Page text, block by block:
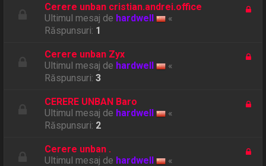
Cerere unban cristian.andrei.office
Ultimul mesaj de hardwell
«
Răspunsuri: 1
Cerere unban Zyx
Ultimul mesaj de hardwell
«
Răspunsuri:3
CERERE UNBAN Baro
Ultimul mesaj de hardwell
«
Răspunsuri: 2
Cerere unban .
Ultimul mesaj de hardwell
«